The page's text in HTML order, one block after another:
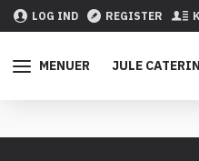
LOG IND REGISTER
MENUER JULE